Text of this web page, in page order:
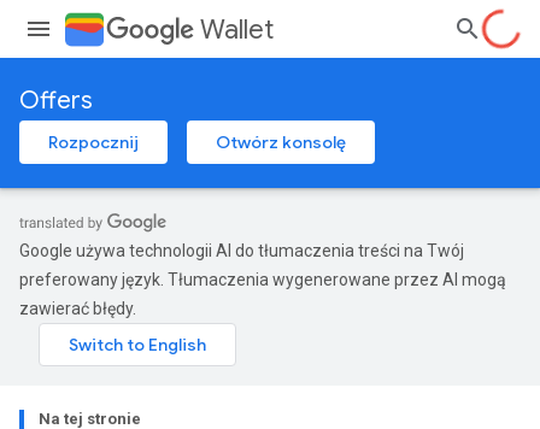
Wallet
Offers
Rozpocznij Otwórz konsolę
Google używa technologii AI do tłumaczenia treści na Twój
preferowany język. Tłumaczenia wygenerowane przez AI mogą
zawierać błędy.
Na tej stronie